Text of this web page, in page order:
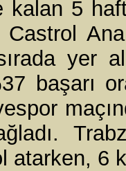
kalan 5
Castrol
yer
başarı
atarken, 6